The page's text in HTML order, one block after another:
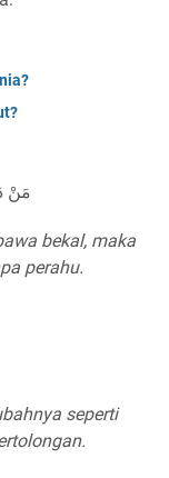
مَنْ
bekal, maka
perahu.
seperti